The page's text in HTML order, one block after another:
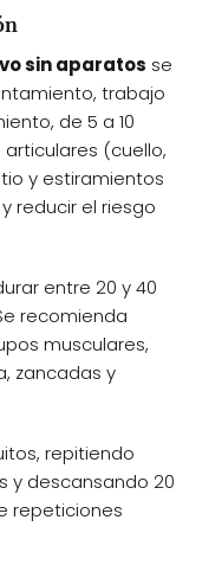
sin aparatos se
trabajo
de 5 a 10
(cuello,
y estiramientos
reducir el riesgo
entre 20 y 40
recomienda
musculares,
zancadas y
repitiendo
y descansando 20
repeticiones